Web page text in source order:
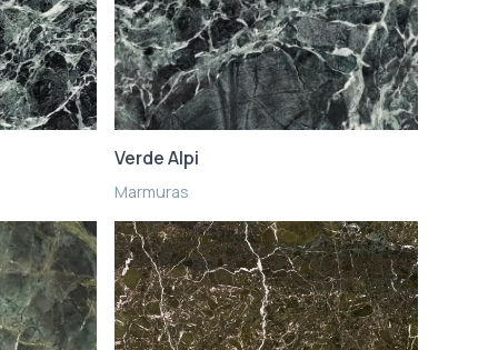
Verde Alpi
Marmuras